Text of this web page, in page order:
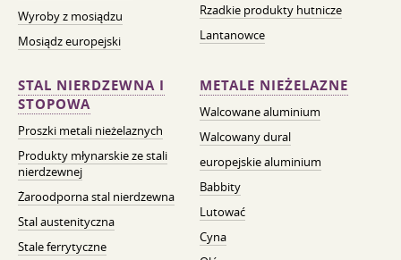
Wyroby z mosiądzu
Mosiądz europejski
Rzadkie produkty hutnicze
Lantanowce
STAL NIERDZEWNA I
STOPOWA
Proszki metali nieżelaznych
Produkty młynarskie ze stali
nierdzewnej
Żaroodporna stal nierdzewna
Stal austenityczna
Stale ferrytyczne
METALE NIEŻELAZNE
Walcowane aluminium
Walcowany dural
europejskie aluminium
Babbity
Lutować
Cyna